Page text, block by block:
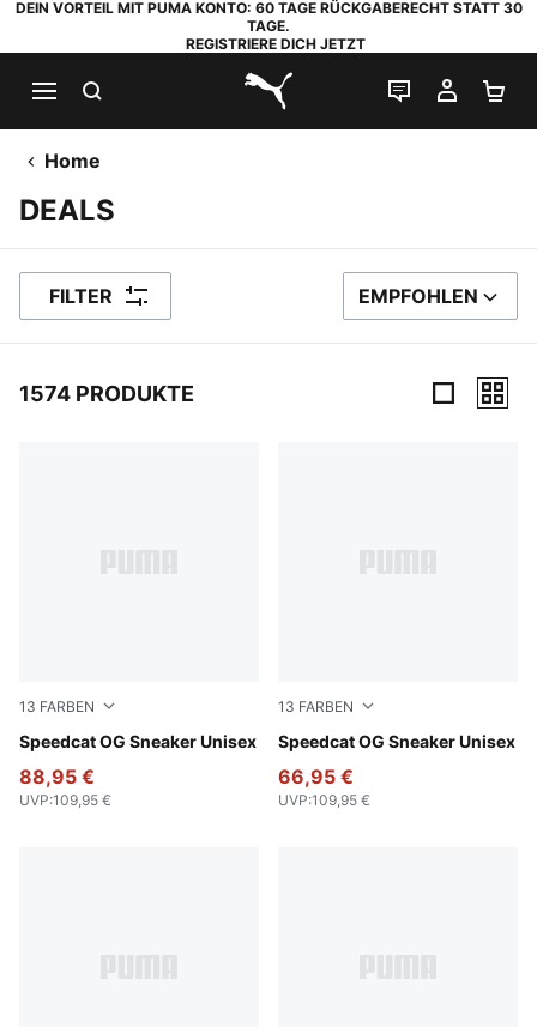
DEIN VORTEIL MIT PUMA KONTO: 60 TAGE RÜCKGABERECHT STATT 30
TAGE.
REGISTRIERE DICH JETZT
PUMA.com
LIVE-CHAT
MEIN
Home
DEALS
FILTER SORTIEREN NACH
EMPFOHLEN
1574 PRODUKTE
13 FARBEN
Speedcat OG Sneaker Unisex
PUMA Black-PUMA White
88,95 €
UVP:109,95 €
13 FARBEN
Speedcat OG Sneaker Unisex
Pelé Yellow-PUMA Black
66,95 €
UVP:109,95 €